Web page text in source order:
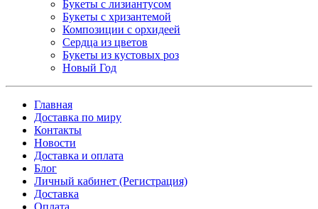
Букеты с лизиантусом
Букеты с хризантемой
Композиции с орхидеей
Сердца из цветов
Букеты из кустовых роз
Новый Год
Главная
Доставка по миру
Контакты
Новости
Доставка и оплата
Блог
Личный кабинет (Регистрация)
Доставка
Оплата